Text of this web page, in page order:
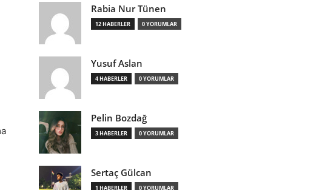
Rabia Nur Tünen
12 HABERLER 0 YORUMLAR
Yusuf Aslan
4 HABERLER 0 YORUMLAR
Pelin Bozdağ
3 HABERLER 0 YORUMLAR
Sertaç Gülcan
1 HABERLER 0 YORUMLAR